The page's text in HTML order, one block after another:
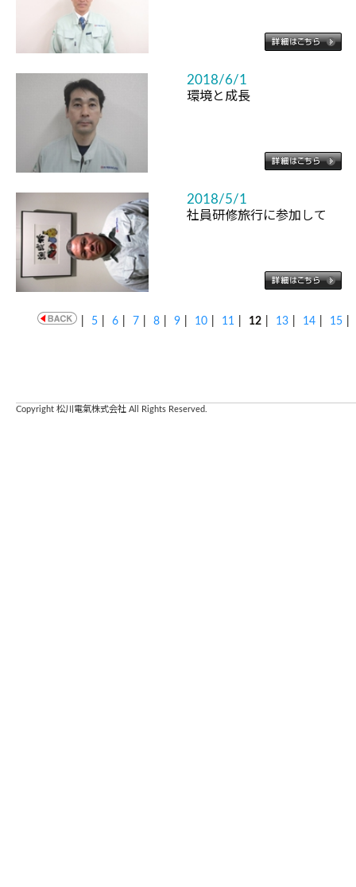
2018/6/1
環境と成長
2018/5/1
社員研修旅行に参加して
5 6 7 8 9 10 11 12 13 14 15
Copyright 松川電氣株式会社 All Rights Reserved.